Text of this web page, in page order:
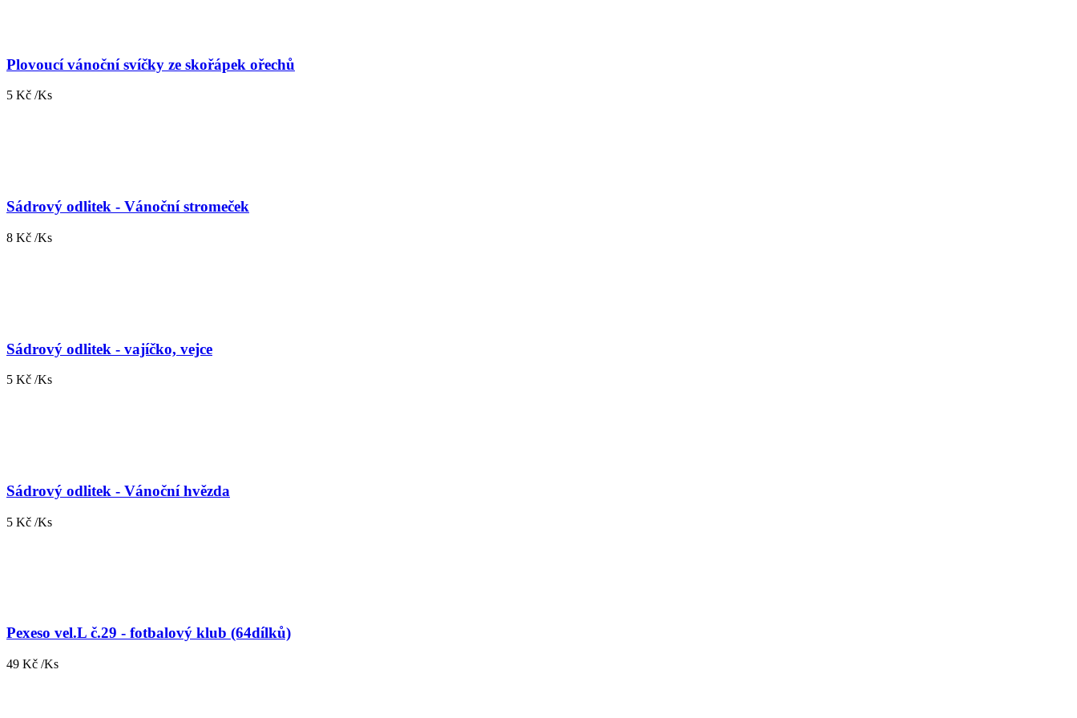
Plovoucí vánoční svíčky ze skořápek ořechů
5 Kč /Ks
Sádrový odlitek - Vánoční stromeček
8 Kč /Ks
Sádrový odlitek - vajíčko, vejce
5 Kč /Ks
Sádrový odlitek - Vánoční hvězda
5 Kč /Ks
Pexeso vel.L č.29 - fotbalový klub (64dílků)
49 Kč /Ks